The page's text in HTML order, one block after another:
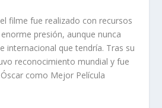
filme fue realizado con recursos
presión, aunque nunca
internacional que tendría. Tras su
reconocimiento mundial y fue
como Mejor Película